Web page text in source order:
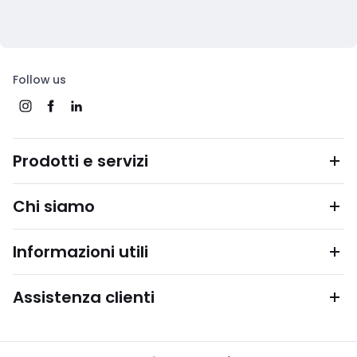
Follow us
Prodotti e servizi
Chi siamo
Informazioni utili
Assistenza clienti